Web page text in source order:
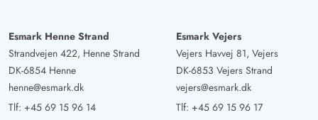
Esmark Henne Strand
Strandvejen 422, Henne Strand
DK-6854 Henne
henne@esmark.dk
Tlf: +45 69 15 96 14
Esmark Vejers
Vejers Havvej 81, Vejers
DK-6853 Vejers Strand
vejers@esmark.dk
Tlf: +45 69 15 96 17